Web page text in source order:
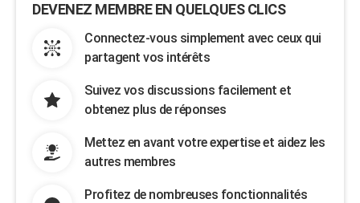
DEVENEZ MEMBRE EN QUELQUES CLICS
Connectez-vous simplement avec ceux qui
partagent vos intérêts
Suivez vos discussions facilement et
obtenez plus de réponses
Mettez en avant votre expertise et aidez les
autres membres
Profitez de nombreuses fonctionnalités